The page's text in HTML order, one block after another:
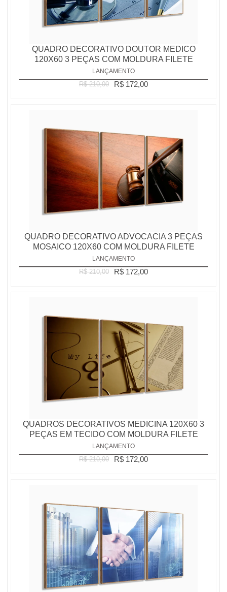
QUADRO DECORATIVO DOUTOR MEDICO
120X60 3 PEÇAS COM MOLDURA FILETE
LANÇAMENTO
R$ 210,00 R$ 172,00
QUADRO DECORATIVO ADVOCACIA 3 PEÇAS
MOSAICO 120X60 COM MOLDURA FILETE
LANÇAMENTO
R$ 210,00 R$ 172,00
QUADROS DECORATIVOS MEDICINA 120X60 3
PEÇAS EM TECIDO COM MOLDURA FILETE
LANÇAMENTO
R$ 210,00 R$ 172,00